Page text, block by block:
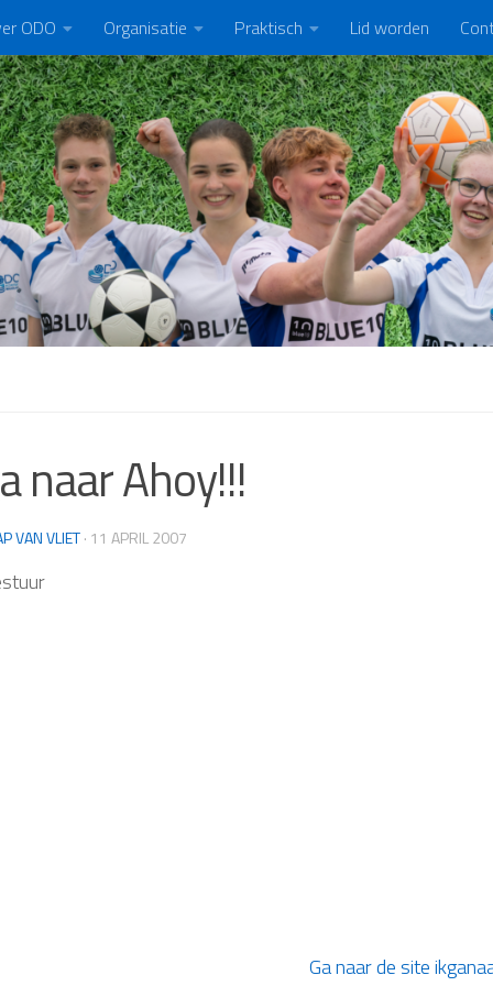
ODO Organisatie Praktisch Lid worden
naar Ahoy!!!
VAN VLIET· 11 APRIL 2007
Ga naar de site